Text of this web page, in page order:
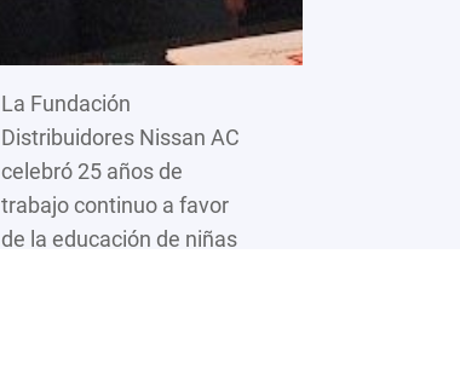
La Fundación
Distribuidores Nissan AC
celebró 25 años de
trabajo continuo a favor
de la educación de niñas